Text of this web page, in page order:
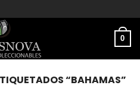
0
“BAHAMAS”